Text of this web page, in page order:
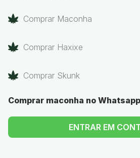
Comprar Maconha
Comprar Haxixe
Comprar Skunk
Comprar maconha no
ENTRAR EM